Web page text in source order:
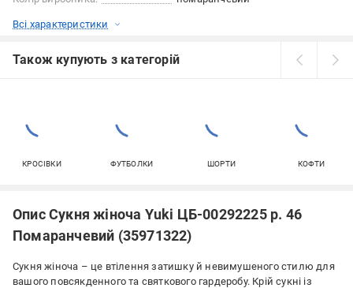
Всі характеристики
Також купують з категорій
КРОСІВКИ ФУТБОЛКИ ШОРТИ КОФТИ
Опис Сукня жіноча Yuki ЦБ-00292225 р. 46
Помаранчевий (35971322)
Сукня жіноча – це втілення затишку й невимушеного стилю для
вашого повсякденного та святкового гардеробу. Крій сукні із